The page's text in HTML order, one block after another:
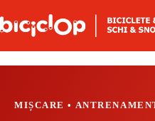
MIȘCARE •